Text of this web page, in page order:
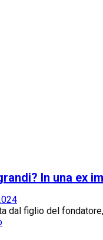
In una ex
dal figlio del